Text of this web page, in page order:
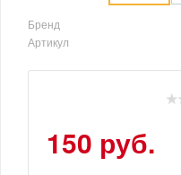
Бренд
Артикул
150 руб.